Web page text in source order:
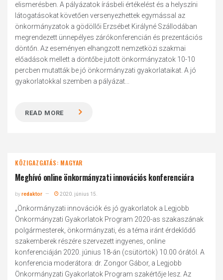
elismerésben. A pályázatok írásbeli értékelést és a helyszíni
látogatásokat követően versenyezhettek egymással az
önkormányzatok a gödöllői Erzsébet Királyné Szállodában
megrendezett ünnepélyes zárókonferencián és prezentációs
döntőn. Az eseményen elhangzott nemzetközi szakmai
előadások mellett a döntőbe jutott önkormányzatok 10-10
percben mutatták be jó önkormányzati gyakorlataikat. A jó
gyakorlatokkal szemben a pályázat...
READ MORE
KÖZIGAZGATÁS: MAGYAR
Meghívó online önkormányzati innovációs konferenciára
byredaktor 2020. június 15.
„Önkormányzati innovációk és jó gyakorlatok a Legjobb
Önkormányzati Gyakorlatok Program 2020-as szakaszának
polgármesterek, önkormányzati, és a téma iránt érdeklődő
szakemberek részére szervezett ingyenes, online
konferenciáján 2020. június 18-án (csütörtök) 10.00 órától. A
konferencia moderátora: dr. Zongor Gábor, a Legjobb
Önkormányzati Gyakorlatok Program szakértője lesz. Az